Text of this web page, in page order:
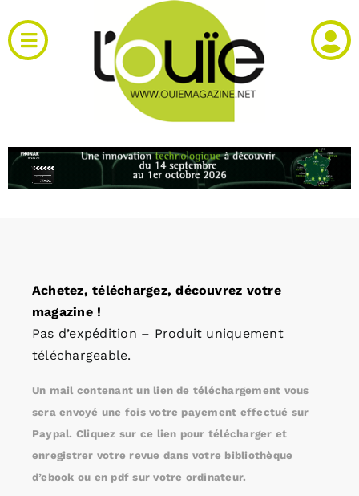
au
contenu
Toggle
Navigation
RH et emploi
Agenda
Kiosque
Annonces emploi
Achetez, téléchargez, découvrez votre
magazine !
Pas d’expédition – Produit uniquement
téléchargeable.
Un mail contenant un lien de téléchargement vous
sera envoyé une fois votre payement effectué sur
Paypal. Cliquez sur ce lien pour télécharger et
enregistrer votre revue dans votre bibliothèque
d’ebook ou en pdf sur votre ordinateur.